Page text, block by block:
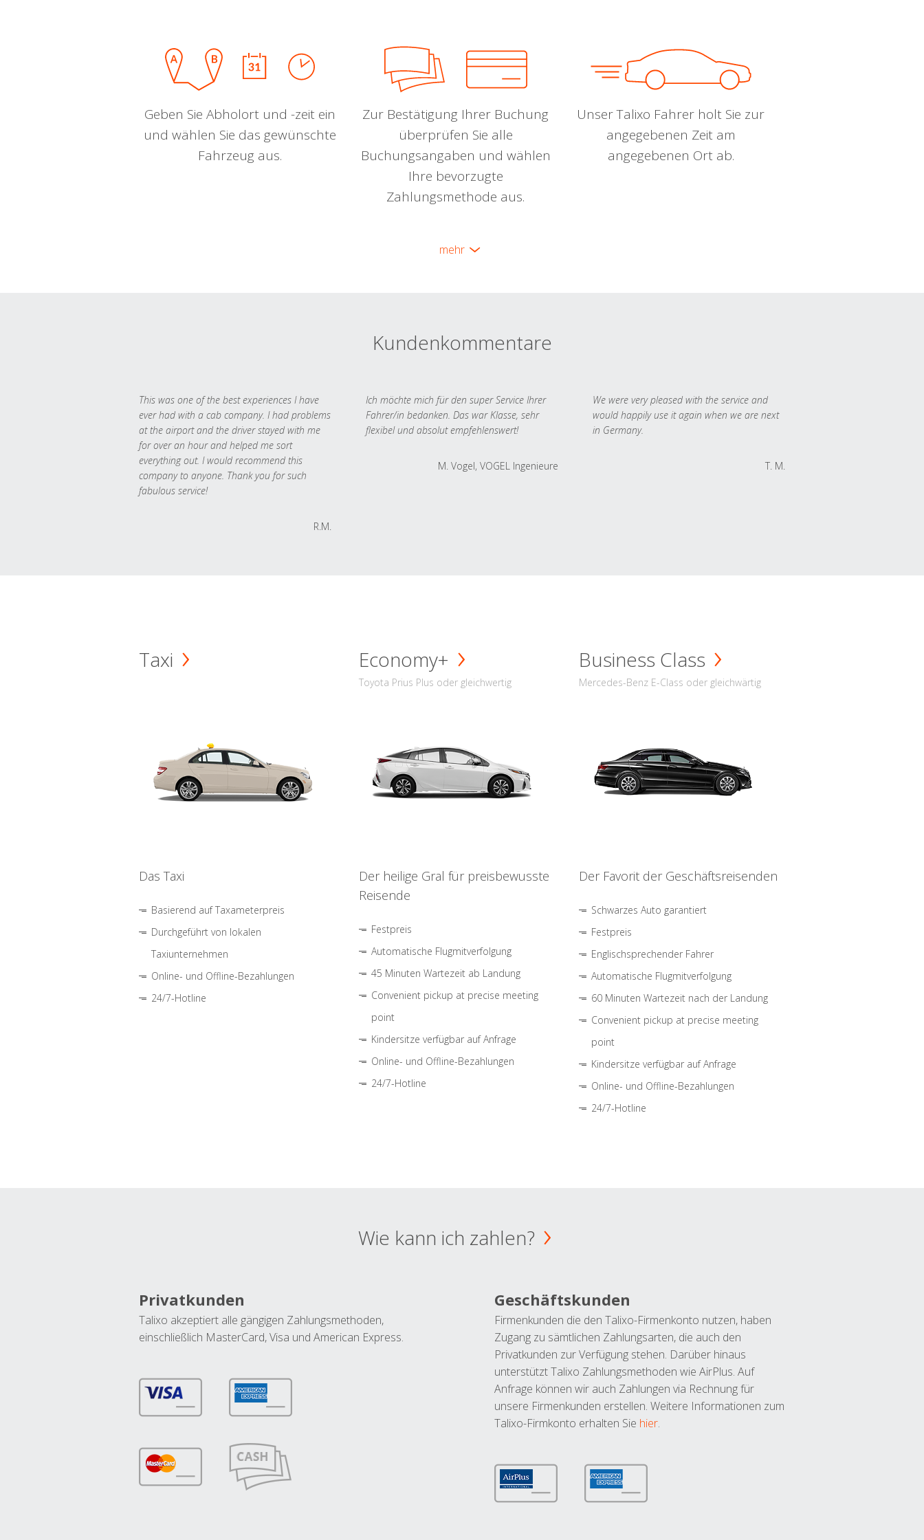
Geben Sie Abholort und -zeit ein
und wählen Sie das gewünschte
Fahrzeug aus.
Zur Bestätigung Ihrer Buchung
überprüfen Sie alle
Buchungsangaben und wählen
Ihre bevorzugte
Zahlungsmethode aus.
Unser Talixo Fahrer holt Sie zur
angegebenen Zeit am
angegebenen Ort ab.
mehr
Kundenkommentare
This was one of the best experiences I have
ever had with a cab company. I had problems
at the airport and the driver stayed with me
for over an hour and helped me sort
everything out. I would recommend this
company to anyone. Thank you for such
fabulous service!
R.M.
Ich möchte mich für den super Service Ihrer
Fahrer/in bedanken. Das war Klasse, sehr
flexibel und absolut empfehlenswert!
M. Vogel, VOGEL Ingenieure
We were very pleased with the service and
would happily use it again when we are next
in Germany.
T. M.
Taxi
Das Taxi
Basierend auf Taxameterpreis
Durchgeführt von lokalen
Taxiunternehmen
Online- und Offline-Bezahlungen
24/7-Hotline
Economy+
Toyota Prius Plus oder gleichwertig
Der heilige Gral für preisbewusste
Reisende
Festpreis
Automatische Flugmitverfolgung
45 Minuten Wartezeit ab Landung
Convenient pickup at precise meeting
point
Kindersitze verfügbar auf Anfrage
Online- und Offline-Bezahlungen
24/7-Hotline
Business Class
Mercedes-Benz E-Class oder gleichwärtig
Der Favorit der Geschäftsreisenden
Schwarzes Auto garantiert
Festpreis
Englischsprechender Fahrer
Automatische Flugmitverfolgung
60 Minuten Wartezeit nach der Landung
Convenient pickup at precise meeting
point
Kindersitze verfügbar auf Anfrage
Online- und Offline-Bezahlungen
24/7-Hotline
Wie kann ich zahlen?
Privatkunden
Talixo akzeptiert alle gängigen Zahlungsmethoden,
einschließlich MasterCard, Visa und American Express.
Geschäftskunden
Firmenkunden die den Talixo-Firmenkonto nutzen, haben
Zugang zu sämtlichen Zahlungsarten, die auch den
Privatkunden zur Verfügung stehen. Darüber hinaus
unterstützt Talixo Zahlungsmethoden wie AirPlus. Auf
Anfrage können wir auch Zahlungen via Rechnung für
unsere Firmenkunden erstellen. Weitere Informationen zum
Talixo-Firmkonto erhalten Sie hier.